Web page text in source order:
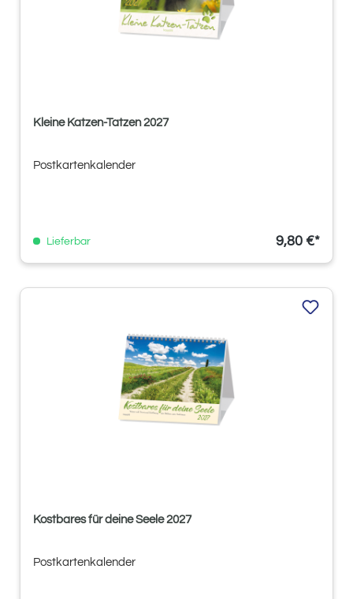
Kleine Katzen-Tatzen 2027
Postkartenkalender
Lieferbar 9,80 €*
Kostbares für deine Seele 2027
Postkartenkalender